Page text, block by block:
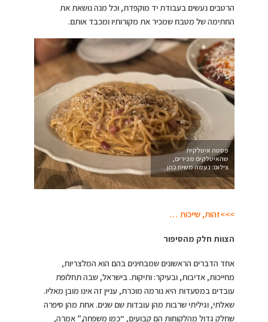
הרטבים נעשים בעבודת יד מוקפדת, וכל מנה נושאת את
החתימה של מטבח שמכיר את מקורותיו ומכבד אותם.
פסטה איטלקית
שהאיטלקים מכירים,
צילום: נעמה משיח כהן
>>>זהות, שייכות …
הצוות חלק מהסיפור
אחד הדברים הראשונים שמבחינים בהם הוא המלצריות,
מחייכות, אדיבות, ובעיקר: ותיקות. בישראל, שבה תחלופת
עובדים במסעדות היא נורמה מוכרת, עניין זה אינו מובן מאליו.
שאלתי, וגיליתי שרבות מהן עובדות שם שנים. אחת מהן סיפרה
שחלק גדול מהלקוחות הם קבועים, “כמו משפחה,” אמרה,